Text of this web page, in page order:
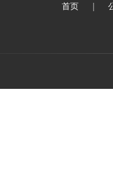
首页 |